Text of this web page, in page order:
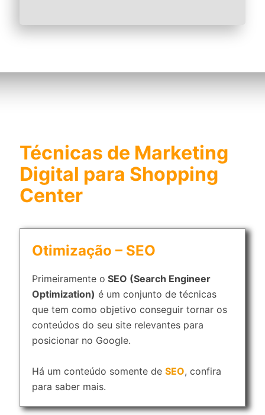
Técnicas de Marketing
Digital para Shopping
Center
Otimização – SEO
Primeiramente o SEO (Search Engineer
Optimization) é um conjunto de técnicas
que tem como objetivo conseguir tornar os
conteúdos do seu site relevantes para
posicionar no Google.
Há um conteúdo somente de SEO, confira
para saber mais.